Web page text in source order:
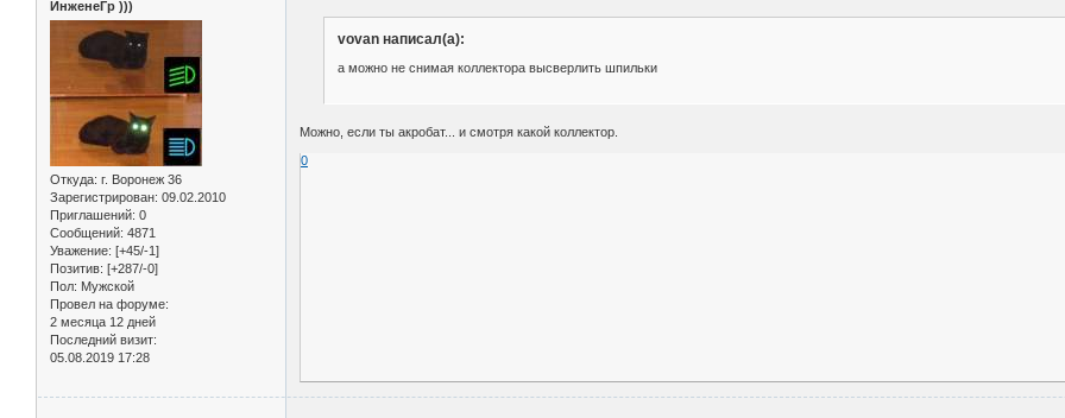
ИнженеГр )))
Откуда: г. Воронеж 36
Зарегистрирован: 09.02.2010
Приглашений: 0
Сообщений: 4871
Уважение: [+45/-1]
Позитив: [+287/-0]
Пол: Мужской
Провел на форуме:
2 месяца 12 дней
Последний визит:
05.08.2019 17:28
vovan написал(а):
а можно не снимая коллектора высверлить шпильки
Можно, если ты акробат... и смотря какой коллектор.
0